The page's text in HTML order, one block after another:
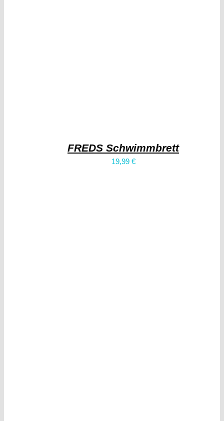
FREDS Schwimmbrett
19,99 €